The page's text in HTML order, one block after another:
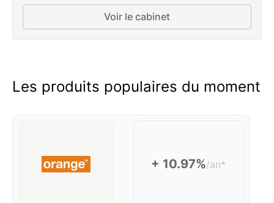
Voir le cabinet
Les produits populaires du moment
+ 10.97%/an*